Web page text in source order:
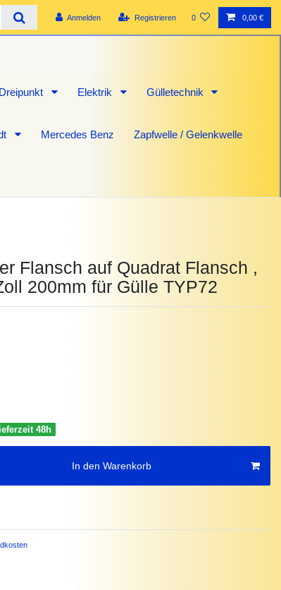
Anmelden Registrieren 0 0,00 €
Dreipunkt Elektrik Gülletechnik
Mercedes Benz Zapfwelle / Gelenkwelle
Flansch auf Quadrat Flansch ,
200mm für Gülle TYP72
48h
In den Warenkorb